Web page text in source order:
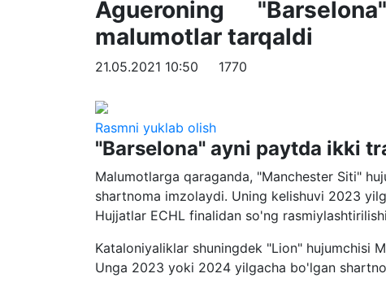
Agueroning
malumotlar tarqaldi
21.05.2021 10:50 1770
Rasmni yuklab olish
"Barselona" ayni paytda ikki
Malumotlarga qaraganda, "Manchester Siti"
shartnoma imzolaydi. Uning kelishuvi 2023
Hujjatlar ECHL finalidan so'ng
Kataloniyaliklar shuningdek "Lion" hujumchisi
Unga 2023 yoki 2024 yilgacha bo'lgan